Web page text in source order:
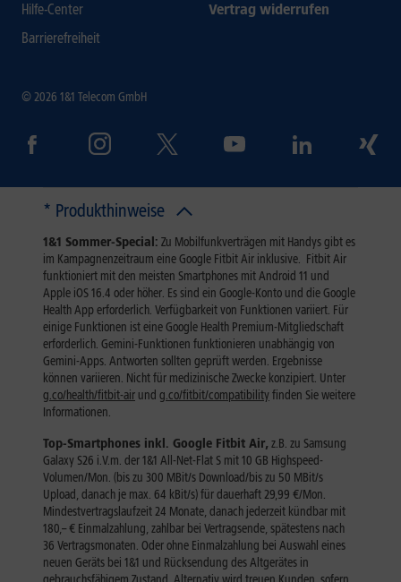
Hilfe-Center
Barrierefreiheit
Vertrag widerrufen
© 2026 1&1 Telecom GmbH